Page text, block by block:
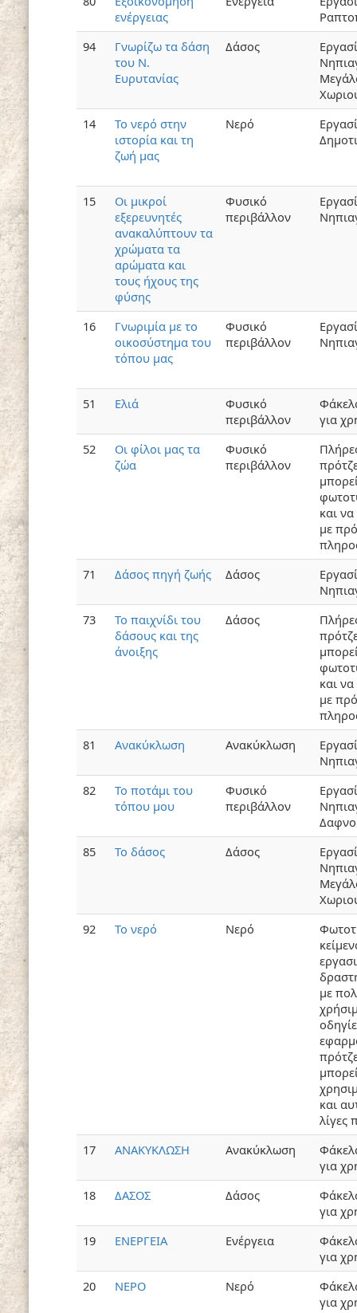
ενέργειας
94
Γνωρίζω τα δάση
του Ν.
Ευρυτανίας
Δάσος
14
Το νερό στην
ιστορία και τη
ζωή μας
Νερό
15
Οι μικροί
εξερευνητές
ανακαλύπτουν τα
χρώματα τα
αρώματα και
τους ήχους της
φύσης
Φυσικό
περιβάλλον
16
Γνωριμία με το
οικοσύστημα του
τόπου μας
Φυσικό
περιβάλλον
51 Ελιά
Φυσικό
περιβάλλον
για
52
Οι φίλοι μας τα
ζώα
Φυσικό
περιβάλλον
και να
με
71
Δάσος πηγή ζωής Δάσος
73
Το παιχνίδι του
δάσους και της
άνοιξης
Δάσος
και να
με
81
Ανακύκλωση Ανακύκλωση
82
Το ποτάμι του
τόπου μου
Φυσικό
περιβάλλον
85
Το δάσος Δάσος
92
Το νερό Νερό
με
και
λίγες
17
ΑΝΑΚΥΚΛΩΣΗ Ανακύκλωση
για
18
ΔΑΣΟΣ Δάσος
για
19
ΕΝΕΡΓΕΙΑ Ενέργεια
για
20
ΝΕΡΟ Νερό
για